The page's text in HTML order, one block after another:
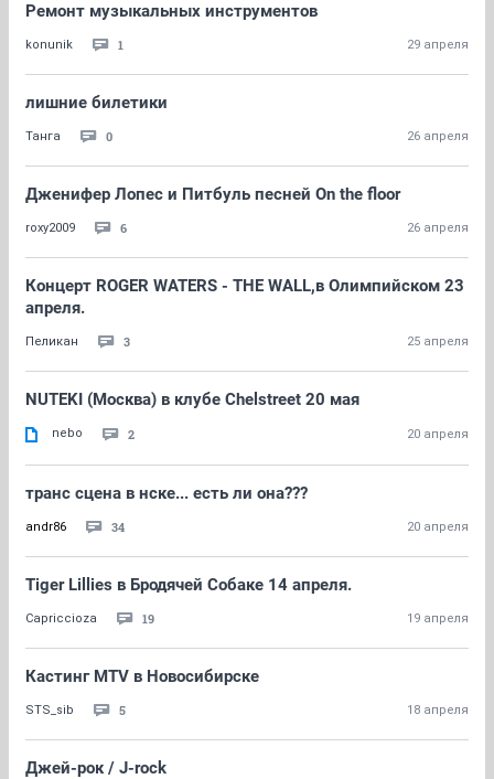
Ремонт музыкальных инструментов
konunik 1 29 апреля
лишние билетики
Танга 0 26 апреля
Дженифер Лопес и Питбуль пеcней On the floor
roxy2009 6 26 апреля
Концерт ROGER WATERS - THE WALL,в Олимпийском 23
апреля.
Пеликан 3 25 апреля
NUTEKI (Москва) в клубе Chelstreet 20 мая
nebo 2 20 апреля
транс сцена в нске... есть ли она???
andr86 34 20 апреля
Tiger Lillies в Бродячей Собаке 14 апреля.
Capriccioza 19 19 апреля
Кастинг МТV в Новосибирске
STS_sib 5 18 апреля
Джей-рок / J-rock